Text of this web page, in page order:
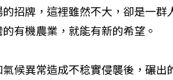
招牌，這裡雖然不大，卻是一群
有機農業，就能有新的希望。
候異常造成不稔實侵襲後，碾出